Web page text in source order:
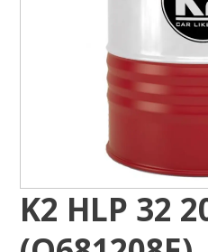
K2 HLP 32 208L
(O681208E)
Специфікації
DIN 51524 part 2 (HLP);
HF-2; SEB 181 222; US Steel
Eaton Vickers M-2950-S; Eaton
286-S; Cincinnati Machine P-68